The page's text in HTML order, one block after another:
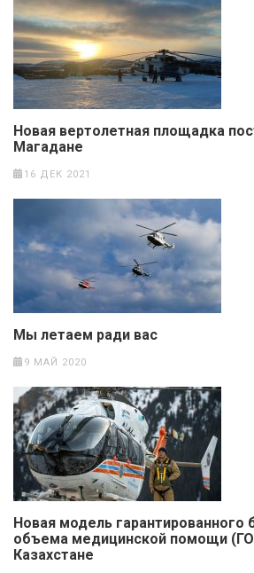
Новая вертолетная площадка
Магадане
16 ДЕК 2021
Мы летаем ради вас
9 МАЙ 2020
Новая модель гарантированного
объема медицинской помощи
Казахстане